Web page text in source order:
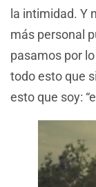
la intimidad. Y
más personal
pasamos por
todo esto que
esto que soy: